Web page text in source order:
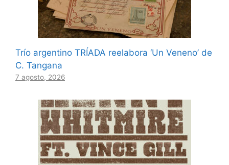
Trío argentino TRÍADA reelabora ‘Un Veneno’ de
C. Tangana
7 agosto, 2026